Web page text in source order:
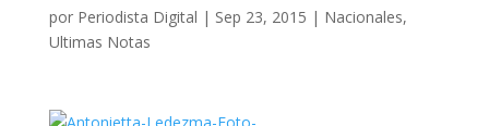
por Periodista Digital | Sep 23, 2015 | Nacionales,
Ultimas Notas